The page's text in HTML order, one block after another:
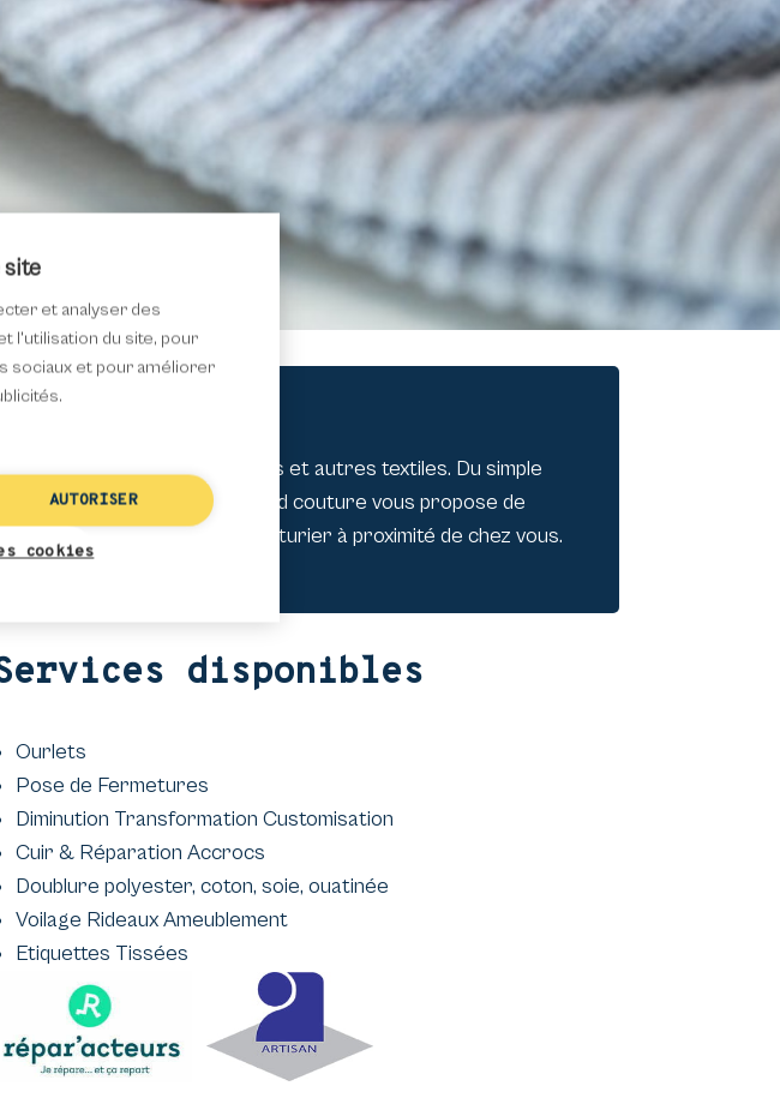
sur vos vêtements et autres textiles. Du simple
ou de fermeture, Rapid couture vous propose de
savoir faire d’un artisan couturier à proximité de chez vous.
disponibles
Ourlets
Pose de Fermetures
Diminution Transformation Customisation
Cuir & Réparation Accrocs
Doublure polyester, coton, soie, ouatinée
Voilage Rideaux Ameublement
Etiquettes Tissées
site
et analyser des
l'utilisation du site, pour
sociaux et pour améliorer
AUTORISER
cookies